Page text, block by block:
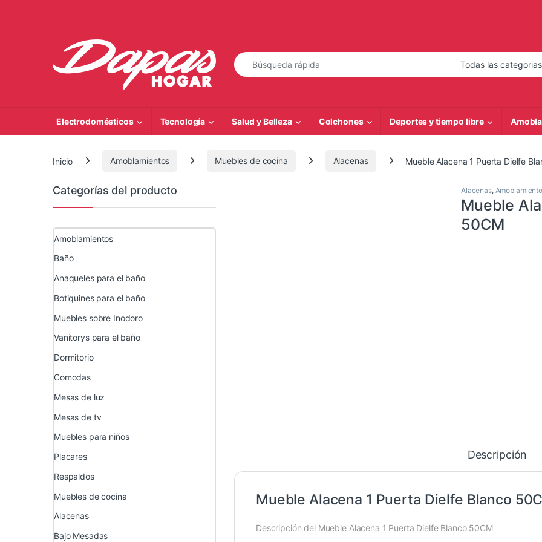
Búsqueda de:
Electrodomésticos Tecnología Salud y Belleza Colchones Deportes y tiempo libre
Inicio Amoblamientos Muebles de cocina Alacenas Mueble Alacena 1 Puerta Dielfe
Alacenas,
Mueble
50CM
Descripción
Mueble Alacena 1 Puerta Dielfe Blanco
Descripción del Mueble Alacena 1 Puerta Dielfe Blanco 50CM
Categorías del producto
Amoblamientos
Baño
Anaqueles para el baño
Botiquines para el baño
Muebles sobre Inodoro
Vanitorys para el baño
Dormitorio
Comodas
Mesas de luz
Mesas de tv
Muebles para niños
Placares
Respaldos
Muebles de cocina
Alacenas
Bajo Mesadas